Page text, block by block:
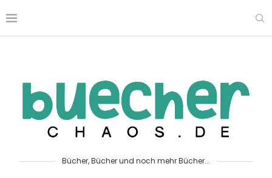
Bücher, Bücher und noch mehr Bücher...